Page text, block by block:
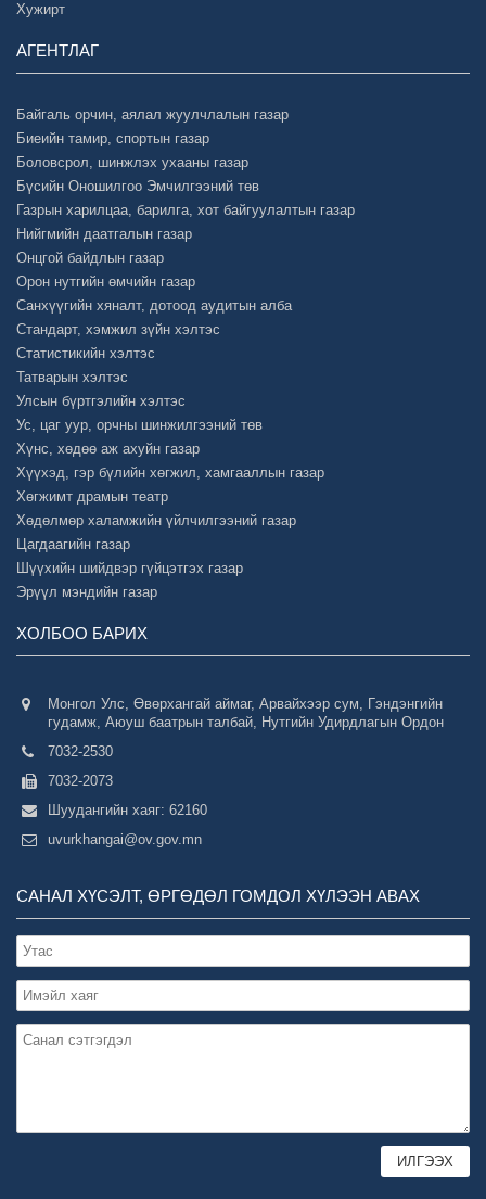
Хужирт
АГЕНТЛАГ
Байгаль орчин, аялал жуулчлалын газар
Биеийн тамир, спортын газар
Боловсрол, шинжлэх ухааны газар
Бүсийн Оношилгоо Эмчилгээний төв
Газрын харилцаа, барилга, хот байгуулалтын газар
Нийгмийн даатгалын газар
Онцгой байдлын газар
Орон нутгийн өмчийн газар
Санхүүгийн хяналт, дотоод аудитын алба
Стандарт, хэмжил зүйн хэлтэс
Статистикийн хэлтэс
Татварын хэлтэс
Улсын бүртгэлийн хэлтэс
Ус, цаг уур, орчны шинжилгээний төв
Хүнс, хөдөө аж ахуйн газар
Хүүхэд, гэр бүлийн хөгжил, хамгааллын газар
Хөгжимт драмын театр
Хөдөлмөр халамжийн үйлчилгээний газар
Цагдаагийн газар
Шүүхийн шийдвэр гүйцэтгэх газар
Эрүүл мэндийн газар
ХОЛБОО БАРИХ
Монгол Улс, Өвөрхангай аймаг, Арвайхээр сум, Гэндэнгийн
гудамж, Аюуш баатрын талбай, Нутгийн Удирдлагын Ордон
7032-2530
7032-2073
Шуудангийн хаяг: 62160
uvurkhangai@ov.gov.mn
САНАЛ ХҮСЭЛТ, ӨРГӨДӨЛ ГОМДОЛ ХҮЛЭЭН АВАХ